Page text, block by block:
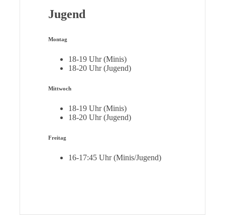
Jugend
Montag
18-19 Uhr (Minis)
18-20 Uhr (Jugend)
Mittwoch
18-19 Uhr (Minis)
18-20 Uhr (Jugend)
Freitag
16-17:45 Uhr (Minis/Jugend)